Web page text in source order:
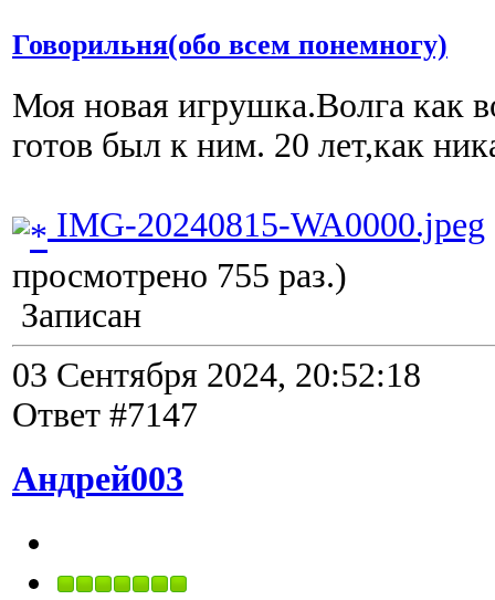
Говорильня(обо всем понемногу)
Моя новая игрушка.Волга как
готов был к ним. 20 лет,как
IMG-20240815-WA0000.jpeg
просмотрено 755 раз.)
Записан
03 Сентября 2024, 20:52:18
Ответ #7147
Андрей003